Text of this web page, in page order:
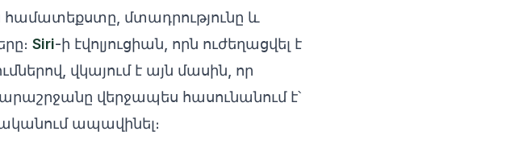
համատեքստը, մտադրությունը և
Siri-ի էվոլյուցիան, որն ուժեղացվել է
վկայում է այն մասին, որ
վերջապես հասունանում է՝
ապավինել։